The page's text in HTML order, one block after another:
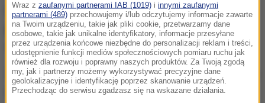
Poznaniu prok. Łukasz Wawrzyniak,podejrzany
przyznał się do zabójstwa. Złożył obszerne
wyjaśnienia. Trafił do aresztu.
Zwłoki 39-latka mieszkańca Brenna znalazł w Wigilię
sąsiad. Śledczy ustalili, że zabójstwa mógł dokonać
Wraz z zaufanymi partnerami IAB (1019) i innymi zaufanymi
partnerami (489) przechowujemy i/lub odczytujemy informacje zawarte
na Twoim urządzeniu, takie jak pliki cookie, przetwarzamy dane
osobowe, takie jak unikalne identyfikatory, informacje przesyłane
przez urządzenia końcowe niezbędne do personalizacji reklam i treści,
udostępnienie funkcji mediów społecznościowych pomiaru ruchu jak
również dla rozwoju i poprawny naszych produktów. Za Twoją zgodą
my, jak i partnerzy możemy wykorzystywać precyzyjne dane
geolokalizacyjne i identyfikację poprzez skanowanie urządzeń.
Przechodząc do serwisu zgadzasz się na wskazane działania.